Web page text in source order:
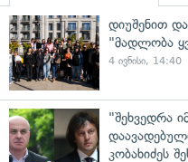
დიუშენით
"მადლობა
4 ივნისი, 14:40
"შეხვედრა
კობახიძეს